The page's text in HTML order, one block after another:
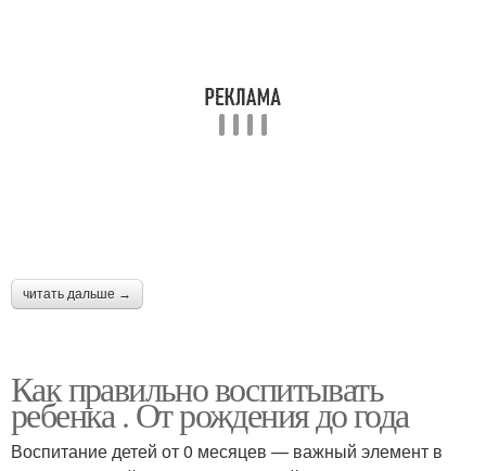
читать дальше →
Как правильно воспитывать
ребенка . От рождения до года
Воспитание детей от 0 месяцев — важный элемент в